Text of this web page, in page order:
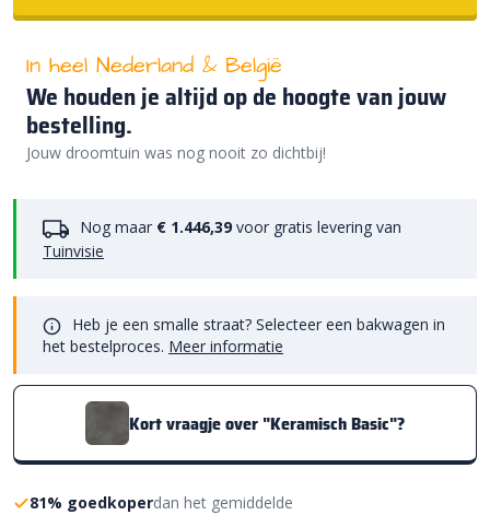
In heel Nederland & België
We houden je altijd op de hoogte van jouw
bestelling.
Jouw droomtuin was nog nooit zo dichtbij!
Nog maar € 1.446,39 voor gratis levering van
Tuinvisie
Heb je een smalle straat? Selecteer een bakwagen in
het bestelproces. Meer informatie
Kort vraagje over "Keramisch Basic"?
81% goedkoperdan het gemiddelde